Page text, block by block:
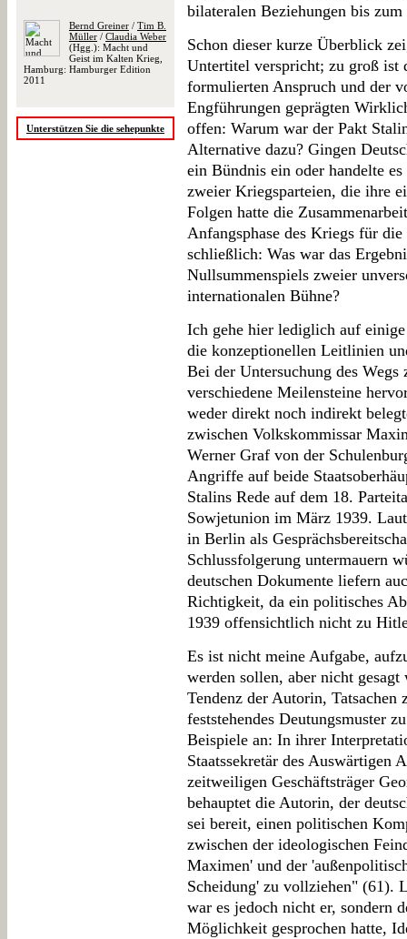
Bernd Greiner / Tim B.
Müller / Claudia Weber
(Hgg.): Macht und
Geist im Kalten Krieg,
Hamburg: Hamburger Edition
2011
Unterstützen Sie die sehepunkte
bilateralen Beziehungen bis
Schon dieser kurze Überblick
Untertitel verspricht; zu groß ist
formulierten Anspruch und der
Engführungen geprägten
offen: Warum war der Pakt
Alternative dazu? Gingen
ein Bündnis ein oder handelte
zweier Kriegsparteien, die ihre
Folgen hatte die
Anfangsphase des Kriegs für
schließlich: Was war das
Nullsummenspiels zweier
internationalen Bühne?
Ich gehe hier lediglich auf
die konzeptionellen Leitlinien
Bei der Untersuchung des Wegs
verschiedene Meilensteine
weder direkt noch indirekt
zwischen Volkskommissar
Werner Graf von der
Angriffe auf beide
Stalins Rede auf dem 18.
Sowjetunion im März 1939.
in Berlin als
Schlussfolgerung untermauern
deutschen Dokumente liefern
Richtigkeit, da ein politisches
1939 offensichtlich nicht zu
Es ist nicht meine Aufgabe,
werden sollen, aber nicht
Tendenz der Autorin, Tatsachen
feststehendes Deutungsmuster
Beispiele an: In ihrer
Staatssekretär des Auswärtigen
zeitweiligen Geschäftsträger
behauptet die Autorin, der
sei bereit, einen politischen
zwischen der ideologischen
Maximen' und der
Scheidung' zu vollziehen" (61).
war es jedoch nicht er, sondern
Möglichkeit gesprochen hatte,